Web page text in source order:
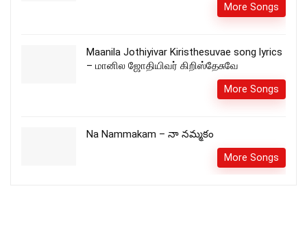
More Songs
Maanila Jothiyivar Kiristhesuvae song lyrics
– மானில ஜோதியிவர் கிறிஸ்தேசுவே
More Songs
Na Nammakam – నా నమ్మకం
More Songs